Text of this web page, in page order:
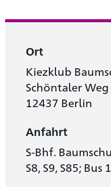
Ort
Kiezklub
Schöntaler Weg
12437 Berlin
Anfahrt
S-Bhf.
S8, S9, S85;